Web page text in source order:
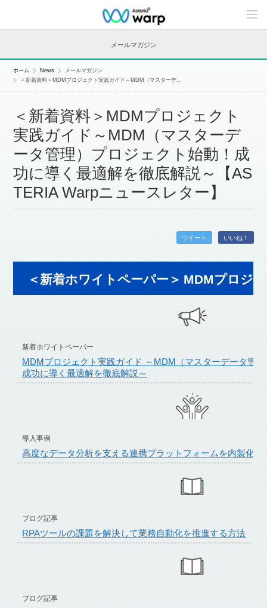
C
n
n
メールマガジン
ホーム News
メールマガジン
＜新着資料＞MDMプロジェクト実践ガイド～MDM（マスターデ...
＜新着資料＞MDMプロジェクト
実践ガイド～MDM（マスターデ
ータ管理）プロジェクト始動！成
功に導く最適解を徹底解説～【AS
TERIA Warpニュースレター】
ツイート いいね！
＜新着ホワイトペーパー＞ MDMプロジ
新着ホワイトペーパー
MDMプロジェクト実践ガイド ～MDM（マスターデータ管
成功に導く最適解を徹底解説～
導入事例
高度なデータ分析を支える連携プラットフォームを内製化！
ブログ記事
RPAツールの課題を解決して業務自動化を推進する方法
ブログ記事